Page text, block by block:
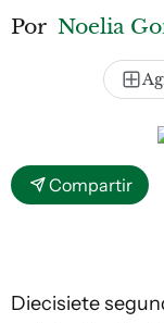
Por Noelia
Compartir
Diecisiete